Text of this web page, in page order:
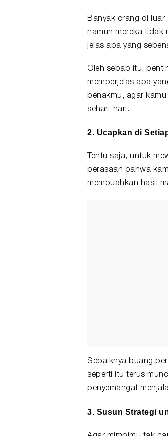
Banyak orang di luar
namun mereka tidak
jelas apa yang
Oleh sebab itu,
memperjelas apa
benakmu, agar
sehari-hari.
2. Ucapkan di
Tentu saja, untuk
perasaan bahwa
membuahkan hasil
Sebaiknya buang
seperti itu terus
penyemangat
3. Susun Strategi